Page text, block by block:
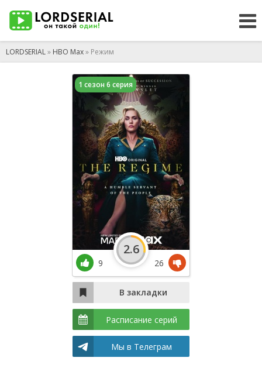
LORDSERIAL» HBO Max» Режим
1 сезон 6 серия
9
2.6
26
Расписание серий
Мы в Телеграм